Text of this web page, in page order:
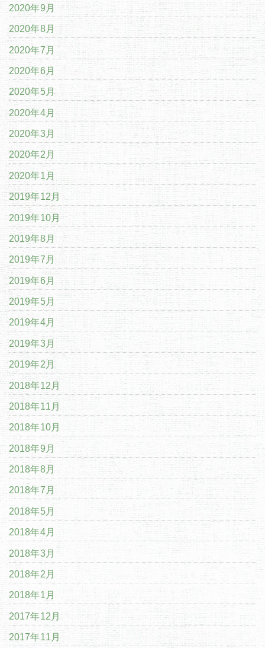
2020年9月
2020年8月
2020年7月
2020年6月
2020年5月
2020年4月
2020年3月
2020年2月
2020年1月
2019年12月
2019年10月
2019年8月
2019年7月
2019年6月
2019年5月
2019年4月
2019年3月
2019年2月
2018年12月
2018年11月
2018年10月
2018年9月
2018年8月
2018年7月
2018年5月
2018年4月
2018年3月
2018年2月
2018年1月
2017年12月
2017年11月